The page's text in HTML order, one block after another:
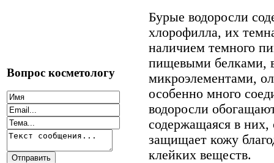
Вопрос косметологу
Бурые водоросли
хлорофилла, их
наличием темного
пищевыми белками,
микроэлементами,
особенно много
водоросли
содержащаяся в них,
защищает кожу
клейких веществ.